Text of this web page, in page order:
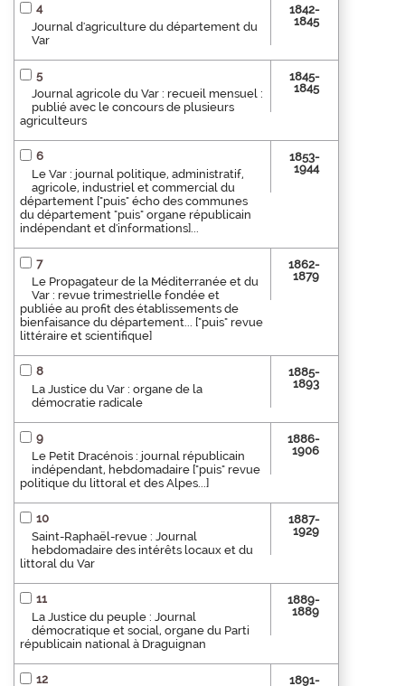
4
Journal d'agriculture du département du
Var
1842-
1845
5
Journal agricole du Var : recueil mensuel :
publié avec le concours de plusieurs
agriculteurs
1845-
1845
6
Le Var : journal politique, administratif,
agricole, industriel et commercial du
département ["puis" écho des communes
du département "puis" organe républicain
indépendant et d'informations]...
1853-
1944
7
Le Propagateur de la Méditerranée et du
Var : revue trimestrielle fondée et
publiée au profit des établissements de
bienfaisance du département... ["puis" revue
littéraire et scientifique]
1862-
1879
8
La Justice du Var : organe de la
démocratie radicale
1885-
1893
9
Le Petit Dracénois : journal républicain
indépendant, hebdomadaire ["puis" revue
politique du littoral et des Alpes...]
1886-
1906
10
Saint-Raphaël-revue : Journal
hebdomadaire des intérêts locaux et du
littoral du Var
1887-
1929
11
La Justice du peuple : Journal
démocratique et social, organe du Parti
républicain national à Draguignan
1889-
1889
12
1891-